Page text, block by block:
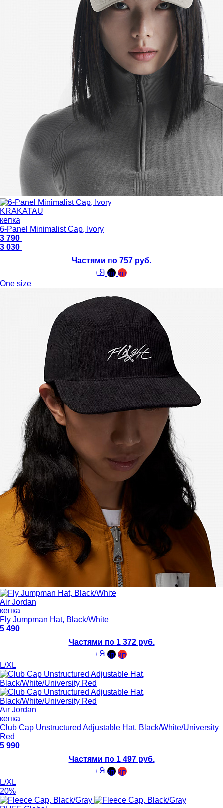
KRAKATAU
кепка
6-Panel Minimalist Cap, Ivory
3 790
3 030
Частями по 757 руб.
One size
Air Jordan
кепка
Fly Jumpman Hat, Black/White
5 490
Частями по 1 372 руб.
L/XL
Air Jordan
кепка
Club Cap Unstructured Adjustable Hat, Black/White/University
Red
5 990
Частями по 1 497 руб.
L/XL
20%